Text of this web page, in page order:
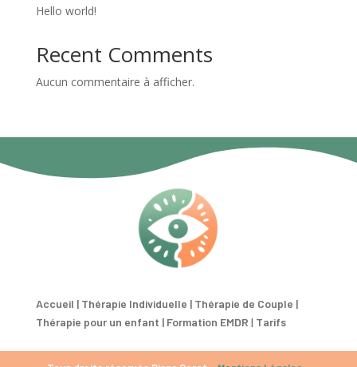
Hello world!
Recent Comments
Aucun commentaire à afficher.
Accueil | Thérapie Individuelle | Thérapie de Couple |
Thérapie pour un enfant | Formation EMDR | Tarifs